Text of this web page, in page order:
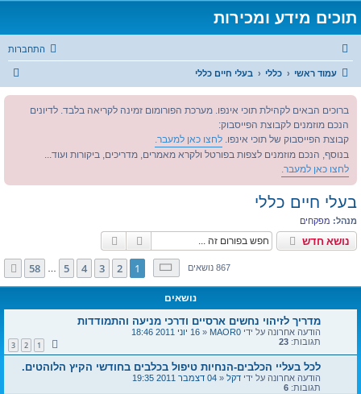
תוכים מידע ומכירות
התחברות
עמוד ראשי כללי בעלי חיים כללי
ברוכים הבאים לקהילת תוכי אינפו. מערכת הפורומום זמינה לקריאה בלבד. לדיונים
הנכם מוזמנים לקבוצת הפייסבוק:
קבוצת הפייסבוק של תוכי אינפו. לחצו כאן למעבר.
בנוסף, הנכם מוזמנים לצפות בפורטל ולקרא מאמרים, מדריכים, ביקורות ועוד...
לחצו כאן למעבר.
בעלי חיים כללי
מנהל: מפקחים
נושא חדש חיפוש
867 נושאיםדף1מתוך58
1
2
3
4
5
58 הבא
נושאים
מדריך לזיהוי נחשים ארסיים ודרכי מניעה והתמודדות
הודעה אחרונה על ידי MAOR0
«16 יוני 2011 18:46
תגובות: 23
2
3
לכל בעליי הכלבים-הנחיות טיפול בכלבים בחודשי הקיץ הלוהטים.
הודעה אחרונה על ידי דקל«04 דצמבר 2011 19:35
תגובות: 6